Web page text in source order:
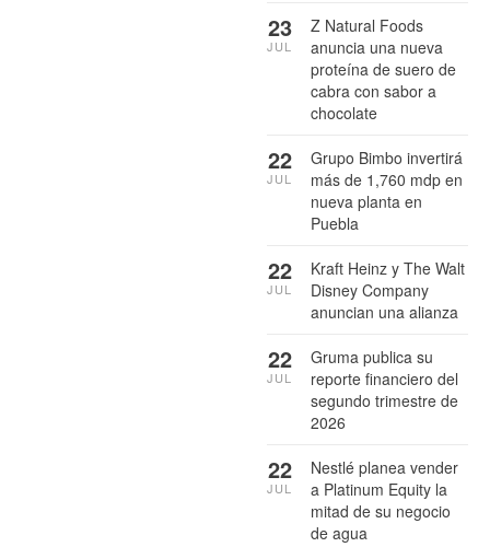
Z Natural Foods
anuncia una nueva
proteína de suero de
cabra con sabor a
chocolate
23
JUL
Grupo Bimbo invertirá
más de 1,760 mdp en
nueva planta en
Puebla
22
JUL
Kraft Heinz y The Walt
Disney Company
anuncian una alianza
22
JUL
Gruma publica su
reporte financiero del
segundo trimestre de
2026
22
JUL
Nestlé planea vender
a Platinum Equity la
mitad de su negocio
de agua
22
JUL